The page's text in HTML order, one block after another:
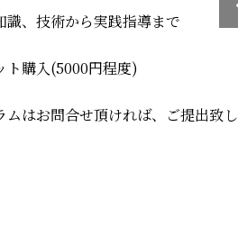
識、技術から実践指導まで
購入(5000円程度)
はお問合せ頂ければ、ご提出致し